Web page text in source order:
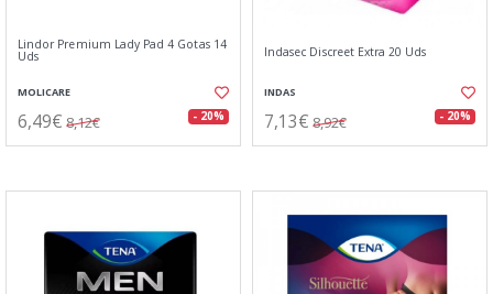
Lindor Premium Lady Pad 4 Gotas 14
Uds
MOLICARE
6,49€ 8,12€ - 20%
Indasec Discreet Extra 20 Uds
INDAS
7,13€ 8,92€ - 20%